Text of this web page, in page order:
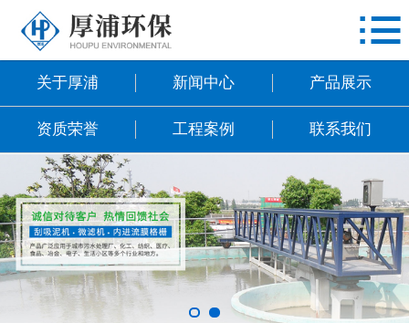
资质荣誉
工程案例
联系我们

关于厚浦 新闻中心 产品展示
资质荣誉 工程案例 联系我们